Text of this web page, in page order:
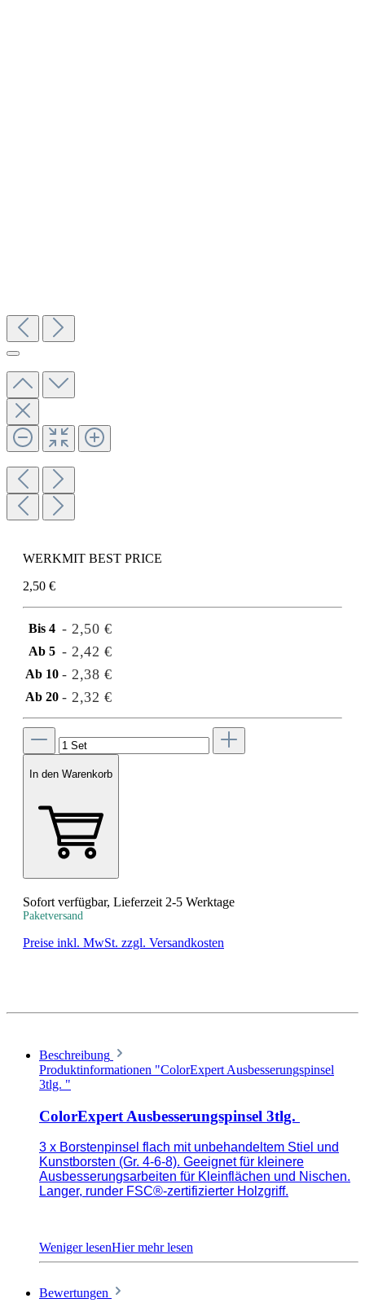
WERKMIT BEST PRICE
2,50 €
Bis 4 - 2,50 €
Ab 5 - 2,42 €
Ab 10 - 2,38 €
Ab 20 - 2,32 €
In den Warenkorb
Sofort verfügbar, Lieferzeit 2-5 Werktage
Paketversand
Preise inkl. MwSt. zzgl. Versandkosten
Beschreibung
Produktinformationen "ColorExpert Ausbesserungspinsel
3tlg. "
ColorExpert Ausbesserungspinsel 3tlg.
3 x Borstenpinsel flach mit unbehandeltem Stiel und
Kunstborsten (Gr. 4-6-8). Geeignet für kleinere
Ausbesserungsarbeiten für Kleinflächen und Nischen.
Langer, runder FSC®-zertifizierter Holzgriff.
Borstenmaterial: Kunstborsten
Bewertungen